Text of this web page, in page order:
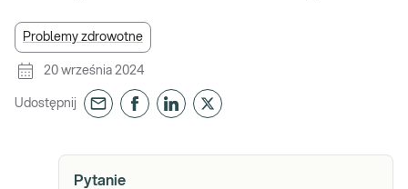
Problemy zdrowotne
20 września 2024
Udostępnij
Pytanie